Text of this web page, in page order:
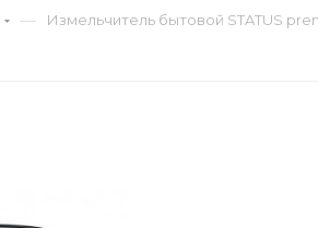
— Измельчитель бытовой STATUS